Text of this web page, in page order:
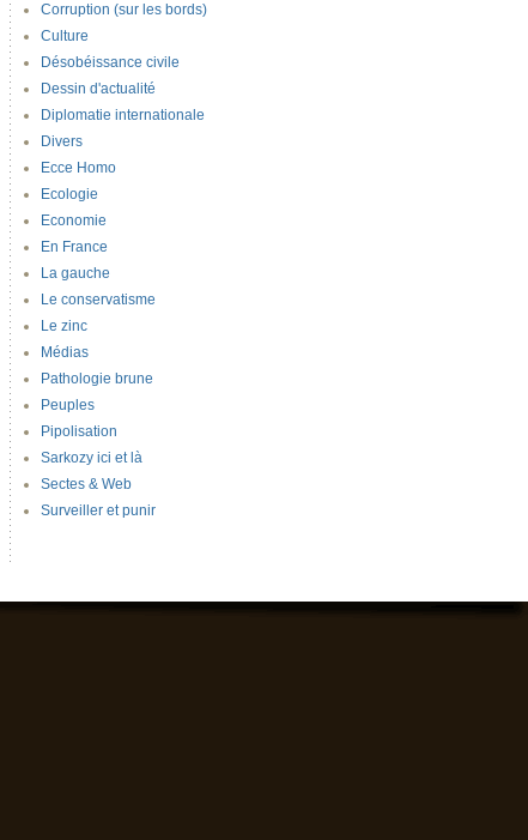
Corruption (sur les bords)
Culture
Désobéissance civile
Dessin d'actualité
Diplomatie internationale
Divers
Ecce Homo
Ecologie
Economie
En France
La gauche
Le conservatisme
Le zinc
Médias
Pathologie brune
Peuples
Pipolisation
Sarkozy ici et là
Sectes & Web
Surveiller et punir